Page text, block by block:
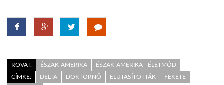
ROVAT: ÉSZAK-AMERIKA
ÉSZAK-AMERIKA - ÉLETMÓD
CÍMKE:
DELTA DOKTORNŐ ELUTASÍTOTTÁK
FEKETE